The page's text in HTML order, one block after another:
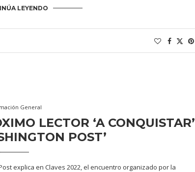
LEYENDO
General
LECTOR ‘A CONQUISTAR’
POST’
explica en Claves 2022, el encuentro organizado por la